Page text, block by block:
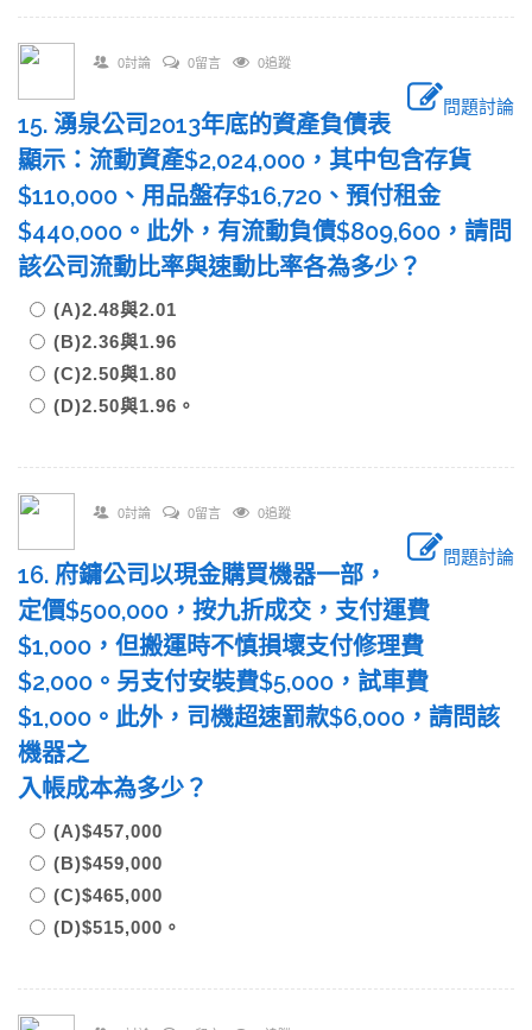
0討論 0留言 0追蹤
問題討論
15. 湧泉公司2013年底的資產負債表
顯示：流動資產$2,024,000，其中包含存貨
$110,000、用品盤存$16,720、預付租金
$440,000。此外，有流動負債$809,600，請問
該公司流動比率與速動比率各為多少？
(A)2.48與2.01
(B)2.36與1.96
(C)2.50與1.80
(D)2.50與1.96。
0討論 0留言 0追蹤
問題討論
16. 府鏞公司以現金購買機器一部，
定價$500,000，按九折成交，支付運費
$1,000，但搬運時不慎損壞支付修理費
$2,000。另支付安裝費$5,000，試車費
$1,000。此外，司機超速罰款$6,000，請問該
機器之
入帳成本為多少？
(A)$457,000
(B)$459,000
(C)$465,000
(D)$515,000。